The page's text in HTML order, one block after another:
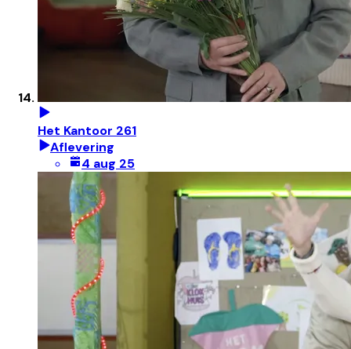
Het Kantoor 261
Aflevering
4 aug 25